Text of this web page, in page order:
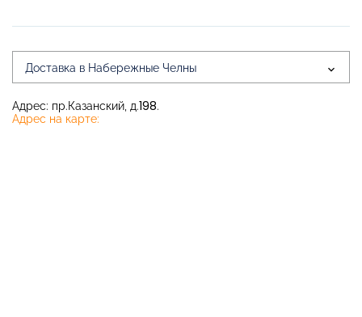
Доставка в Набережные Челны
Адрес: пр.Казанский, д.198.
Адрес на карте: